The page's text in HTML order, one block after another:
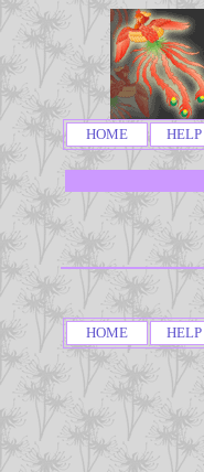
HOME HELP
HOME HELP